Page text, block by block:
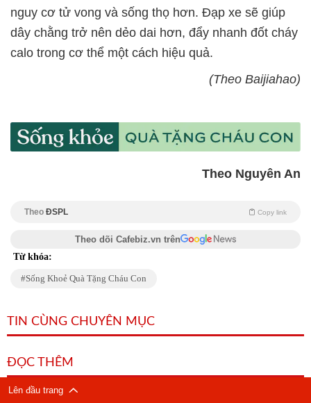
nguy cơ tử vong và sống thọ hơn. Đạp xe sẽ giúp
dây chằng trở nên dẻo dai hơn, đẩy nhanh đốt cháy
calo trong cơ thể một cách hiệu quả.
(Theo Baijiahao)
Theo Nguyên An
Theo ĐSPL Copy link
Theo dõi Cafebiz.vn trên
Từ khóa:
Sống Khoẻ Quà Tặng Cháu Con
TIN CÙNG CHUYÊN MỤC
ĐỌC THÊM
Lên đầu trang